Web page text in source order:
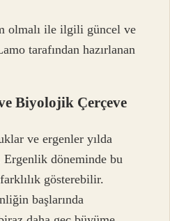
olmalı ile ilgili güncel ve
tarafından hazırlanan
Biyolojik Çerçeve
ve ergenler yılda
döneminde bu
gösterebilir.
başlarında